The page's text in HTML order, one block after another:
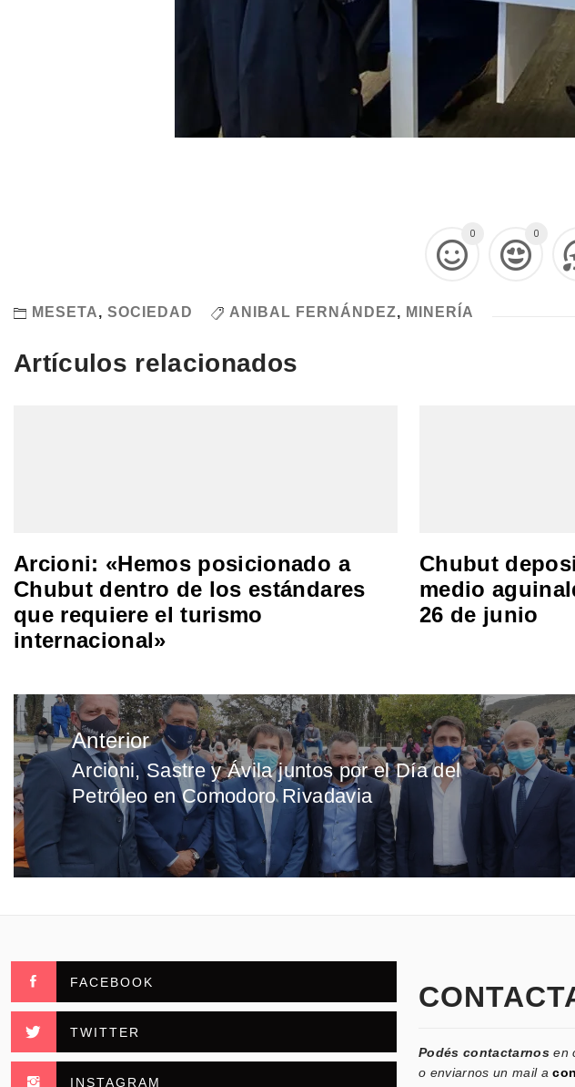
0 0
MESETA, SOCIEDAD ANIBAL FERNÁNDEZ, MINERÍA
Artículos relacionados
Arcioni: «Hemos posicionado a
Chubut dentro de los estándares
que requiere el turismo
internacional»
Chubut
medio
26 de junio
Navegación
de
entradas
Anterior
Entrada
anterior:
Arcioni, Sastre y Ávila juntos por el Día del
Petróleo en Comodoro Rivadavia
FACEBOOK
TWITTER
INSTAGRAM
Podés contactarnos en
o enviarnos un mail a